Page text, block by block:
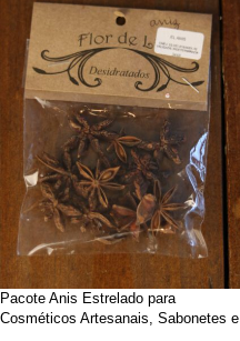
Pacote Anis Estrelado para
Cosméticos Artesanais, Sabonetes e